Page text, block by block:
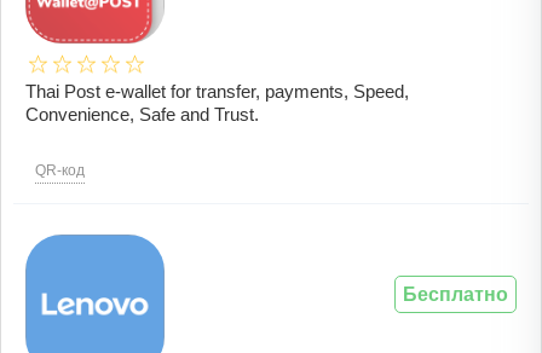
Thai Post e-wallet for transfer, payments, Speed,
Convenience, Safe and Trust.
QR-код
Бесплатно